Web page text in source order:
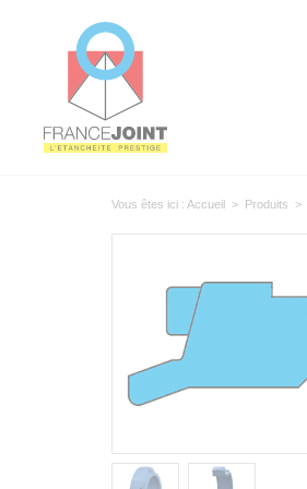
Vous êtes ici : Accueil > Produits >